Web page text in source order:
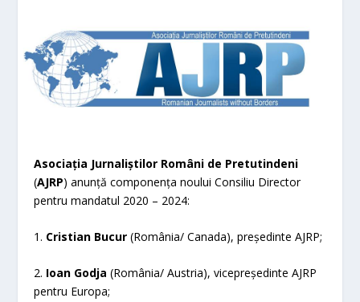
Asociația Jurnaliștilor Români de Pretutindeni
(AJRP) anunță componența noului Consiliu Director
pentru mandatul 2020 – 2024:
1. Cristian Bucur (România/ Canada), președinte AJRP;
2. Ioan Godja (România/ Austria), vicepreședinte AJRP
pentru Europa;